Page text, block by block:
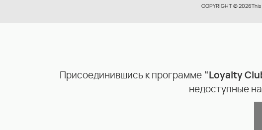
COPYRIGHT © 2026This
Присоединившись к программе “Loyalty
недоступные